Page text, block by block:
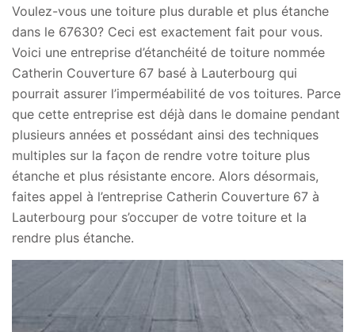
Voulez-vous une toiture plus durable et plus étanche
dans le 67630? Ceci est exactement fait pour vous.
Voici une entreprise d’étanchéité de toiture nommée
Catherin Couverture 67 basé à Lauterbourg qui
pourrait assurer l’imperméabilité de vos toitures. Parce
que cette entreprise est déjà dans le domaine pendant
plusieurs années et possédant ainsi des techniques
multiples sur la façon de rendre votre toiture plus
étanche et plus résistante encore. Alors désormais,
faites appel à l’entreprise Catherin Couverture 67 à
Lauterbourg pour s’occuper de votre toiture et la
rendre plus étanche.